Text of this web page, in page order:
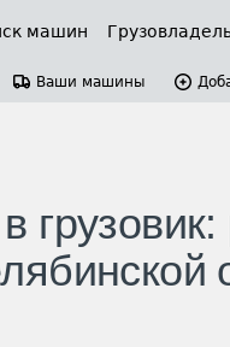
машин
Ваши машины